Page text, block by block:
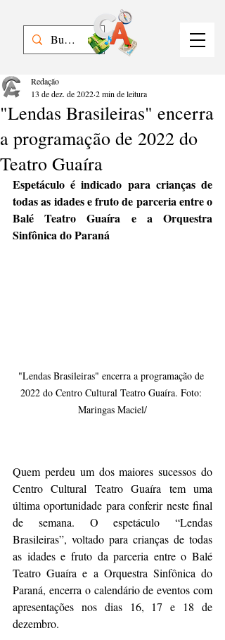
"Lendas Brasileiras" encerra
a programação de 2022 do
Teatro Guaíra
Redação
13 de dez. de 20222 min de leitura
Espetáculo é indicado para crianças de
todas as idades e fruto de parceria entre o
Balé Teatro Guaíra e a Orquestra
Sinfônica do Paraná
"Lendas Brasileiras" encerra a programação de
2022 do Centro Cultural Teatro Guaíra. Foto:
Maringas Maciel/
Quem perdeu um dos maiores sucessos do
Centro Cultural Teatro Guaíra tem uma
última oportunidade para conferir neste final
de semana. O espetáculo “Lendas
Brasileiras”, voltado para crianças de todas
as idades e fruto da parceria entre o Balé
Teatro Guaíra e a Orquestra Sinfônica do
Paraná, encerra o calendário de eventos com
apresentações nos dias 16, 17 e 18 de
dezembro.